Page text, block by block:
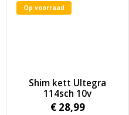
Op voorraad
Shim kett Ultegra
114sch 10v
€ 28,99